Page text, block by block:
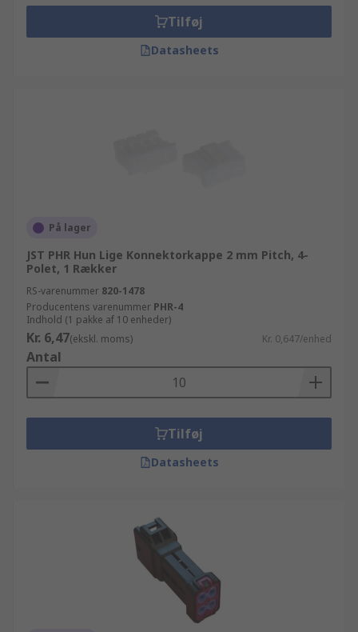
Tilføj
Datasheets
På lager
JST PHR Hun Lige Konnektorkappe 2 mm Pitch, 4-
Polet, 1 Rækker
RS-varenummer 820-1478
Producentens varenummer PHR-4
Indhold (1 pakke af 10 enheder)
Kr. 6,47(ekskl. moms) Kr. 0,647/enhed
Antal
Tilføj
Datasheets